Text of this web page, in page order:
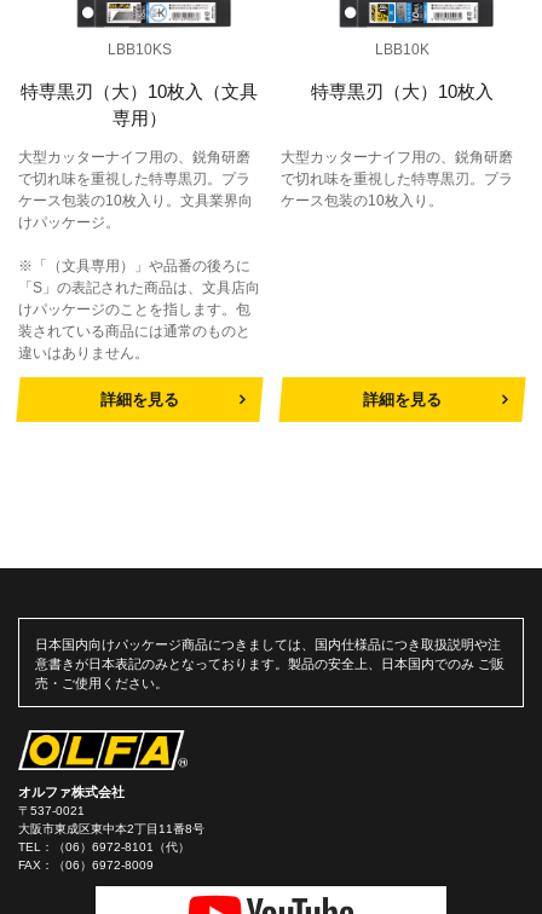
LBB10KS
特専黒刃（大）10枚入（文具
専用）
大型カッターナイフ用の、鋭角研磨
で切れ味を重視した特専黒刃。プラ
ケース包装の10枚入り。文具業界向
けパッケージ。
※「（文具専用）」や品番の後ろに
「S」の表記された商品は、文具店向
けパッケージのことを指します。包
装されている商品には通常のものと
違いはありません。
詳細を見る
LBB10K
特専黒刃（大）10枚入
大型カッターナイフ用の、鋭角研磨
で切れ味を重視した特専黒刃。プラ
ケース包装の10枚入り。
詳細を見る
日本国内向けパッケージ商品につきましては、国内仕様品につき取扱説明や注
意書きが日本表記のみとなっております。製品の安全上、日本国内でのみ ご販
売・ご使用ください。
オルファ株式会社
〒537-0021
大阪市東成区東中本2丁目11番8号
TEL：
（06）6972-8101（代）
FAX：（06）6972-8009